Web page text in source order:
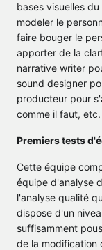
bases visuelles
modeler le
faire bouger le
apporter de la
narrative writer
sound designer
producteur pour
comme il faut, etc.
Premiers tests
Cette équipe
équipe d'analyse
l'analyse qualité
dispose d'un
suffisamment
de la modification